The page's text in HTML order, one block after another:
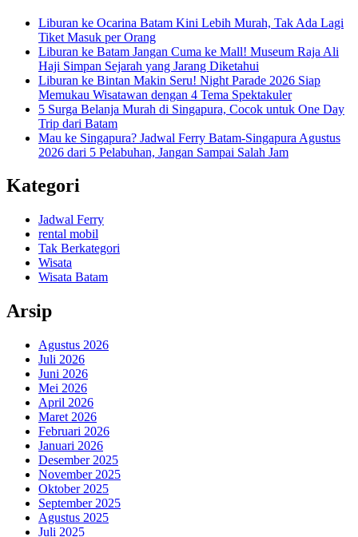
Liburan ke Ocarina Batam Kini Lebih Murah, Tak Ada Lagi
Tiket Masuk per Orang
Liburan ke Batam Jangan Cuma ke Mall! Museum Raja Ali
Haji Simpan Sejarah yang Jarang Diketahui
Liburan ke Bintan Makin Seru! Night Parade 2026 Siap
Memukau Wisatawan dengan 4 Tema Spektakuler
5 Surga Belanja Murah di Singapura, Cocok untuk One Day
Trip dari Batam
Mau ke Singapura? Jadwal Ferry Batam-Singapura Agustus
2026 dari 5 Pelabuhan, Jangan Sampai Salah Jam
Kategori
Jadwal Ferry
rental mobil
Tak Berkategori
Wisata
Wisata Batam
Arsip
Agustus 2026
Juli 2026
Juni 2026
Mei 2026
April 2026
Maret 2026
Februari 2026
Januari 2026
Desember 2025
November 2025
Oktober 2025
September 2025
Agustus 2025
Juli 2025